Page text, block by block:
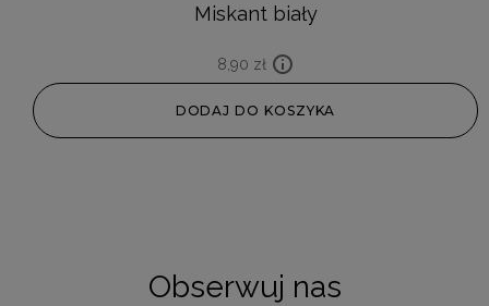
Miskant biały
8,90 zł
DODAJ DO KOSZYKA
Obserwuj nas